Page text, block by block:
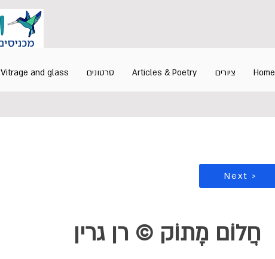
Home ציורים Articles & Poetry סרטונים Vitrage and glass
Next >
חֲלוֹם מָתוֹק © רן גרין